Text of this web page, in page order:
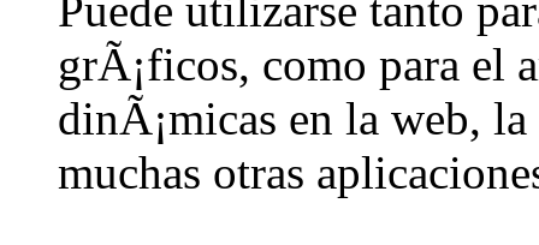
grÃ¡ficos, como para el
dinÃ¡micas en la web,
muchas otras